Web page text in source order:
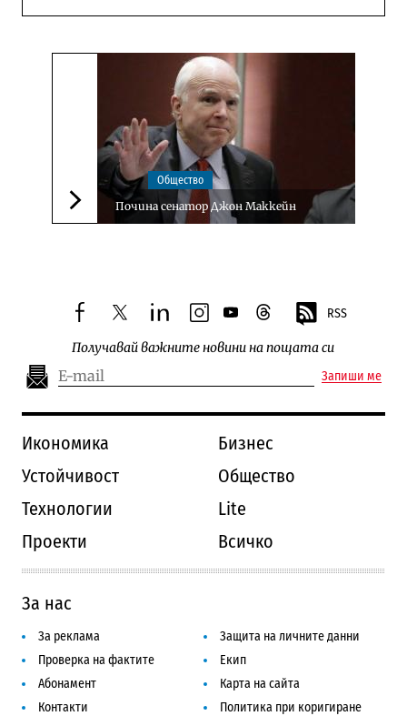
Следваща новина
Общество
Почина сенатор Джон Маккейн
facebooktwitterlinkedininstagram
youtubethreads RSS
Получавай важните новини на пощата си
Запиши ме
Икономика
Бизнес
Устойчивост
Общество
Технологии
Lite
Проекти
Всичко
За нас
За реклама
Защита на личните данни
Проверка на фактите
Екип
Абонамент
Карта на сайта
Контакти
Политика при коригиране